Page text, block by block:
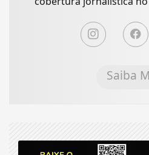
Saiba